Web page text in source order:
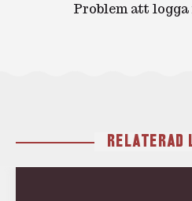
Problem att logga
RELATERAD